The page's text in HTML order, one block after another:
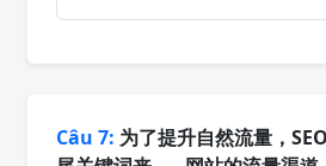
Câu 7: 为了提升自然流量，